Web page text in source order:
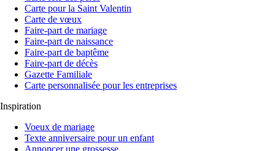
Carte pour la Saint Valentin
Carte de vœux
Faire-part de mariage
Faire-part de naissance
Faire-part de baptême
Faire-part de décès
Gazette Familiale
Carte personnalisée pour les entreprises
Inspiration
Voeux de mariage
Texte anniversaire pour un enfant
Annoncer une grossesse